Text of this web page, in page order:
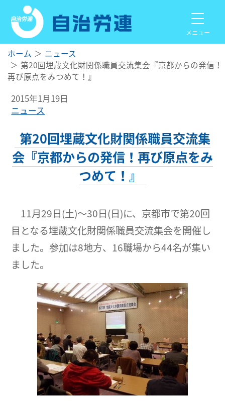
メニュー
ホーム
ニュース
第20回埋蔵文化財関係職員交流集会『京都からの発信！
再び原点をみつめて！』
2015年1月19日
ニュース
第20回埋蔵文化財関係職員交流集
会『京都からの発信！再び原点をみ
つめて！』
11月29日(土)～30日(日)に、京都市で第20回
目となる埋蔵文化財関係職員交流集会を開催し
ました。参加は8地方、16職場から44名が集い
ました。